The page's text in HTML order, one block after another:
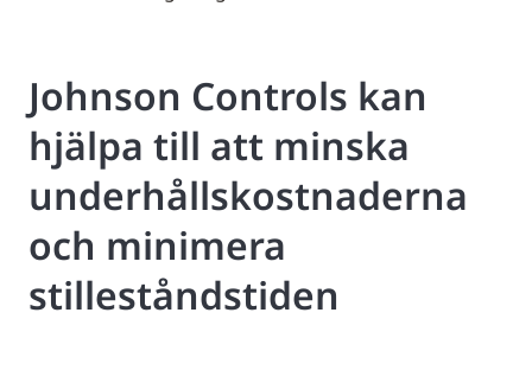
Johnson Controls kan
hjälpa till att minska
underhållskostnaderna
och minimera
stilleståndstiden